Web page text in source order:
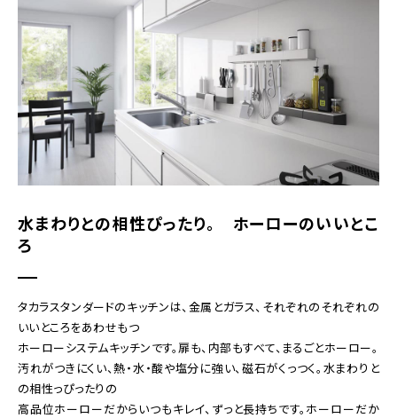
水まわりとの相性ぴったり。 ホーローのいいとこ
ろ
タカラスタンダードのキッチンは、金属とガラス、それぞれのそれぞれの
いいところをあわせもつ
ホーローシステムキッチンです。扉も、内部もすべて、まるごとホーロー。
汚れがつきにくい、熱・水・酸や塩分に強い、磁石がくっつく。水まわりと
の相性っぴったりの
高品位ホーローだからいつもキレイ、ずっと長持ちです。ホーローだか